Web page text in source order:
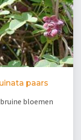
paars
bloemen